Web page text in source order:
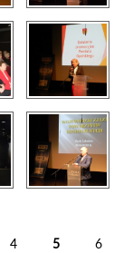
4 5
6